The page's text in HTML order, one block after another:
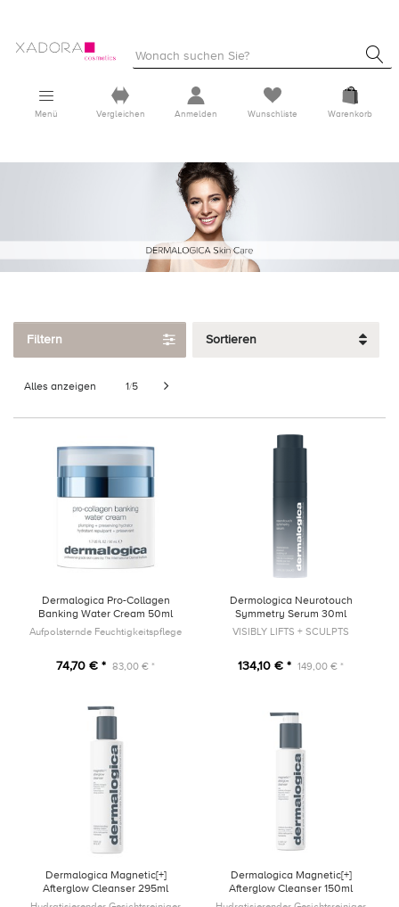
Menü Vergleichen Anmelden Wunschliste Warenkorb
Filtern Sortieren
Alles anzeigen 1/5
Dermalogica Pro-Collagen
Banking Water Cream 50ml
Aufpolsternde Feuchtigkeitspflege
74,70 € * 83,00 € *
Dermologica Neurotouch
Symmetry Serum 30ml
VISIBLY LIFTS + SCULPTS
134,10 € * 149,00 € *
Dermalogica Magnetic[+]
Afterglow Cleanser 295ml
Dermalogica Magnetic[+]
Afterglow Cleanser 150ml